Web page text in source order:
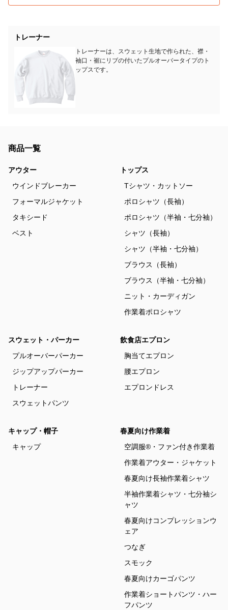
トレーナー
トレーナーは、スウェット生地で作られた、襟・
袖口・裾にリブの付いたプルオーバータイプのト
ップスです。
商品一覧
アウター
ウインドブレーカー
フォーマルジャケット
タキシード
ベスト
トップス
Tシャツ・カットソー
ポロシャツ（長袖）
ポロシャツ（半袖・七分袖）
シャツ（長袖）
シャツ（半袖・七分袖）
ブラウス（長袖）
ブラウス（半袖・七分袖）
ニット・カーディガン
作業着ポロシャツ
スウェット・パーカー
プルオーバーパーカー
ジップアップパーカー
トレーナー
スウェットパンツ
飲食店エプロン
胸当てエプロン
腰エプロン
エプロンドレス
キャップ・帽子
キャップ
春夏向け作業着
空調服®・ファン付き作業着
作業着アウター・ジャケット
春夏向け長袖作業着シャツ
半袖作業着シャツ・七分袖シ
ャツ
春夏向けコンプレッションウ
ェア
つなぎ
スモック
春夏向けカーゴパンツ
作業着ショートパンツ・ハー
フパンツ